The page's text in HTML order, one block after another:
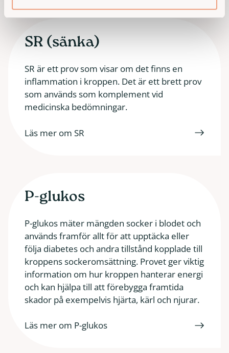
SR (sänka)
SR är ett prov som visar om det finns en
inflammation i kroppen. Det är ett brett prov
som används som komplement vid
medicinska bedömningar.
Läs mer om SR
P-glukos
P-glukos mäter mängden socker i blodet och
används framför allt för att upptäcka eller
följa diabetes och andra tillstånd kopplade till
kroppens sockeromsättning. Provet ger viktig
information om hur kroppen hanterar energi
och kan hjälpa till att förebygga framtida
skador på exempelvis hjärta, kärl och njurar.
Läs mer om P-glukos